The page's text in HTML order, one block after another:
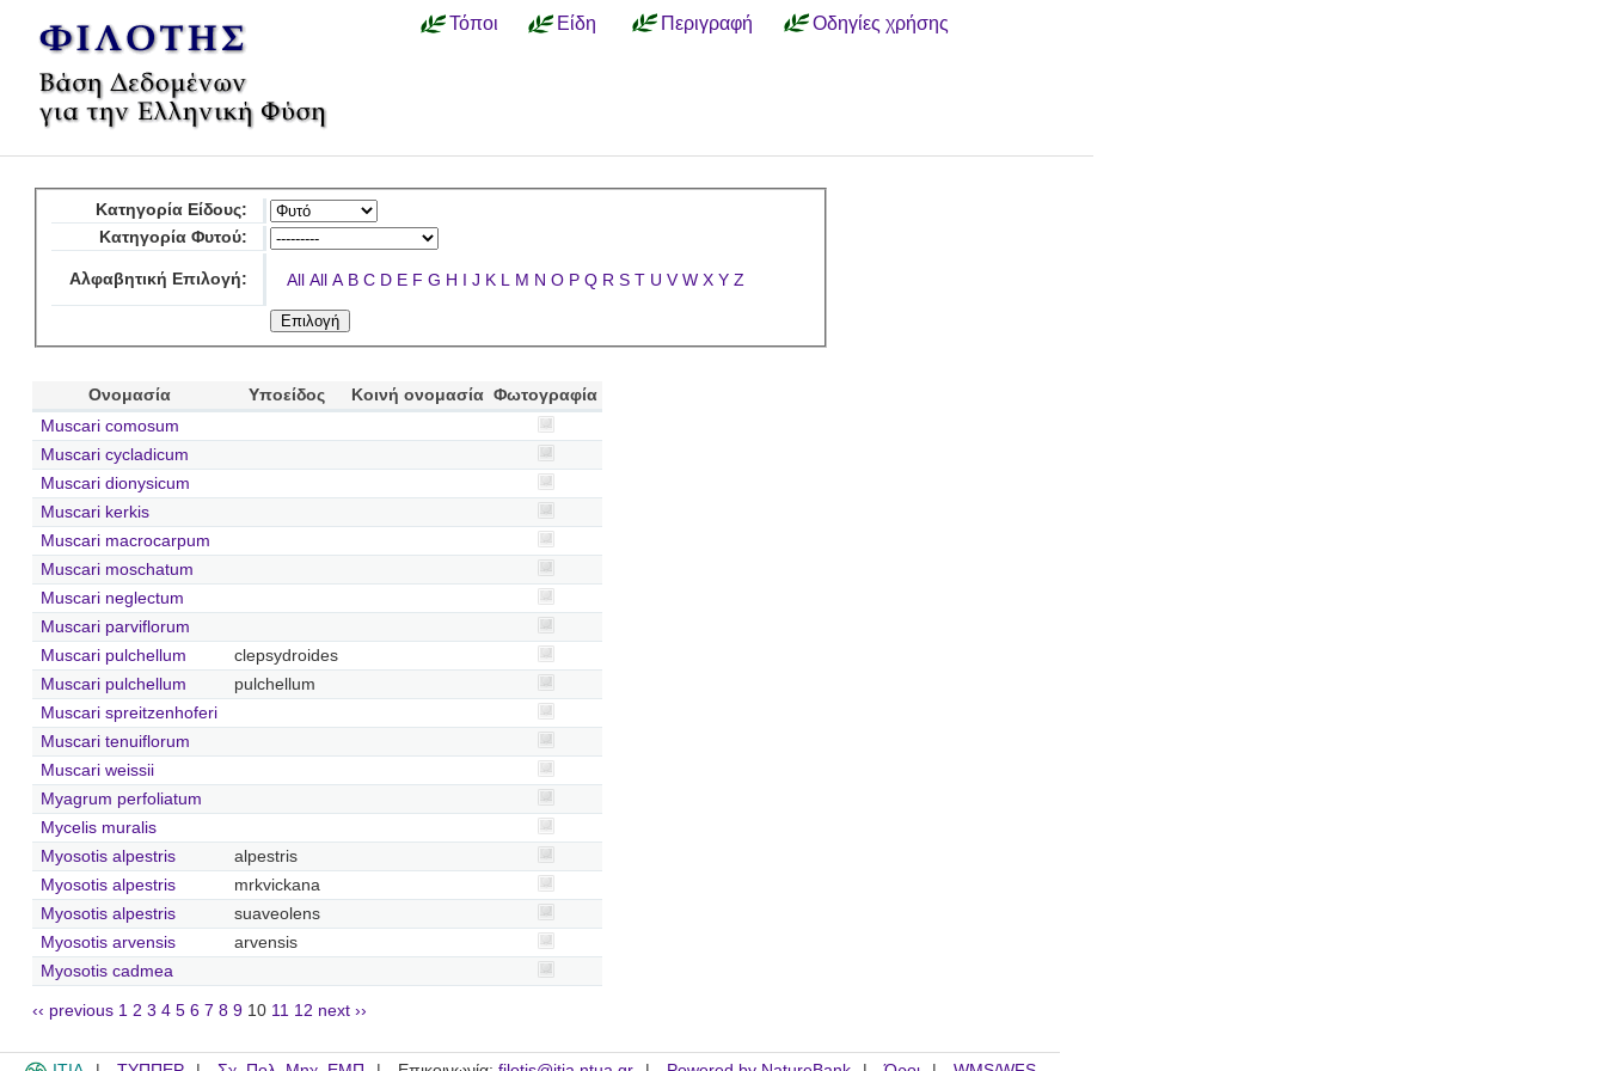
Τόποι Είδη Περιγραφή Οδηγίες χρήσης
Κατηγορία Είδους:
Κατηγορία Φυτού:
Αλφαβητική Επιλογή: All All A B C D E F G H I J K L M N O P Q R S T U V W X Y Z
Ονομασία Υποείδος Κοινή ονομασία Φωτογραφία
Muscari comosum
Muscari cycladicum
Muscari dionysicum
Muscari kerkis
Muscari macrocarpum
Muscari moschatum
Muscari neglectum
Muscari parviflorum
Muscari pulchellum
clepsydroides
Muscari pulchellum
pulchellum
Muscari spreitzenhoferi
Muscari tenuiflorum
Muscari weissii
Myagrum perfoliatum
Mycelis muralis
Myosotis alpestris
alpestris
Myosotis alpestris
mrkvickana
Myosotis alpestris
suaveolens
Myosotis arvensis
arvensis
Myosotis cadmea
‹‹ previous 1 2 3 4 5 6 7 8 9 10 11 12 next ››